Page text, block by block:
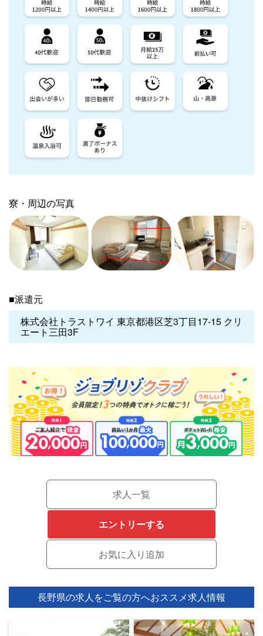
寮・周辺の写真
■派遣元
株式会社トラストワイ 東京都港区芝3丁目17-15 クリ
エート三田3F
求人一覧
エントリーする
長野県の求人をご覧の方へおススメ求人情報